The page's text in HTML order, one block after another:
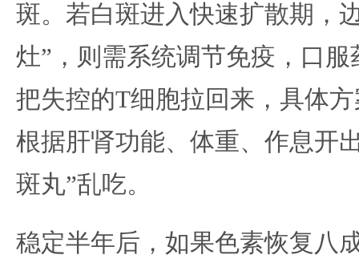
斑。若白斑进入快速扩散期，
灶”，则需系统调节免疫，口
把失控的T细胞拉回来，具体
根据肝肾功能、体重、作息开
斑丸”乱吃。
稳定半年后，如果色素恢复八